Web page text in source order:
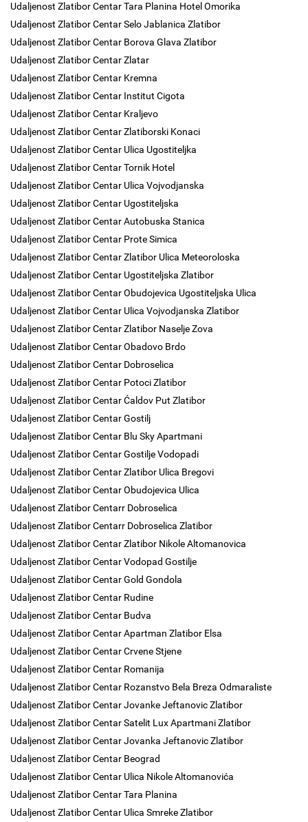
Udaljenost Zlatibor Centar Tara Planina Hotel Omorika
Udaljenost Zlatibor Centar Selo Jablanica Zlatibor
Udaljenost Zlatibor Centar Borova Glava Zlatibor
Udaljenost Zlatibor Centar Zlatar
Udaljenost Zlatibor Centar Kremna
Udaljenost Zlatibor Centar Institut Cigota
Udaljenost Zlatibor Centar Kraljevo
Udaljenost Zlatibor Centar Zlatiborski Konaci
Udaljenost Zlatibor Centar Ulica Ugostiteljka
Udaljenost Zlatibor Centar Tornik Hotel
Udaljenost Zlatibor Centar Ulica Vojvodjanska
Udaljenost Zlatibor Centar Ugostiteljska
Udaljenost Zlatibor Centar Autobuska Stanica
Udaljenost Zlatibor Centar Prote Simica
Udaljenost Zlatibor Centar Zlatibor Ulica Meteoroloska
Udaljenost Zlatibor Centar Ugostiteljska Zlatibor
Udaljenost Zlatibor Centar Obudojevica Ugostiteljska Ulica
Udaljenost Zlatibor Centar Ulica Vojvodjanska Zlatibor
Udaljenost Zlatibor Centar Zlatibor Naselje Zova
Udaljenost Zlatibor Centar Obadovo Brdo
Udaljenost Zlatibor Centar Dobroselica
Udaljenost Zlatibor Centar Potoci Zlatibor
Udaljenost Zlatibor Centar Ćaldov Put Zlatibor
Udaljenost Zlatibor Centar Gostilj
Udaljenost Zlatibor Centar Blu Sky Apartmani
Udaljenost Zlatibor Centar Gostilje Vodopadi
Udaljenost Zlatibor Centar Zlatibor Ulica Bregovi
Udaljenost Zlatibor Centar Obudojevica Ulica
Udaljenost Zlatibor Centarr Dobroselica
Udaljenost Zlatibor Centarr Dobroselica Zlatibor
Udaljenost Zlatibor Centar Zlatibor Nikole Altomanovica
Udaljenost Zlatibor Centar Vodopad Gostilje
Udaljenost Zlatibor Centar Gold Gondola
Udaljenost Zlatibor Centar Rudine
Udaljenost Zlatibor Centar Budva
Udaljenost Zlatibor Centar Apartman Zlatibor Elsa
Udaljenost Zlatibor Centar Crvene Stjene
Udaljenost Zlatibor Centar Romanija
Udaljenost Zlatibor Centar Rozanstvo Bela Breza Odmaraliste
Udaljenost Zlatibor Centar Jovanke Jeftanovic Zlatibor
Udaljenost Zlatibor Centar Satelit Lux Apartmani Zlatibor
Udaljenost Zlatibor Centar Jovanka Jeftanovic Zlatibor
Udaljenost Zlatibor Centar Beograd
Udaljenost Zlatibor Centar Ulica Nikole Altomanovića
Udaljenost Zlatibor Centar Tara Planina
Udaljenost Zlatibor Centar Ulica Smreke Zlatibor